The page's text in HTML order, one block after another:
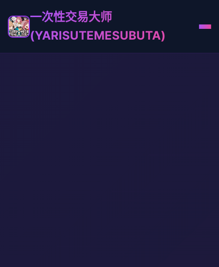
一次性交易大师
(YARISUTEMESUBUTA)